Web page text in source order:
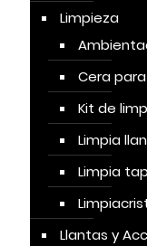
Limpieza
Cera
Kit de
Limpia
Limpia
Llantas y